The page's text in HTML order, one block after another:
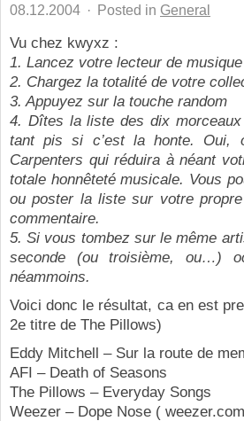
08.12.2004 · Posted in General
Vu chez kwyxz :
1. Lancez votre lecteur de
2. Chargez la totalité de votre
3. Appuyez sur la touche random
4. Dîtes la liste des dix
tant pis si c’est la honte. Oui,
Carpenters qui réduira à néant
totale honnêteté musicale. Vous
ou poster la liste sur votre
commentaire.
5. Si vous tombez sur le même
seconde (ou troisième, ou…)
néammoins.
Voici donc le résultat, ca en est
2e titre de The Pillows)
Eddy Mitchell – Sur la route de
AFI – Death of Seasons
The Pillows – Everyday Songs
Weezer – Dope Nose (